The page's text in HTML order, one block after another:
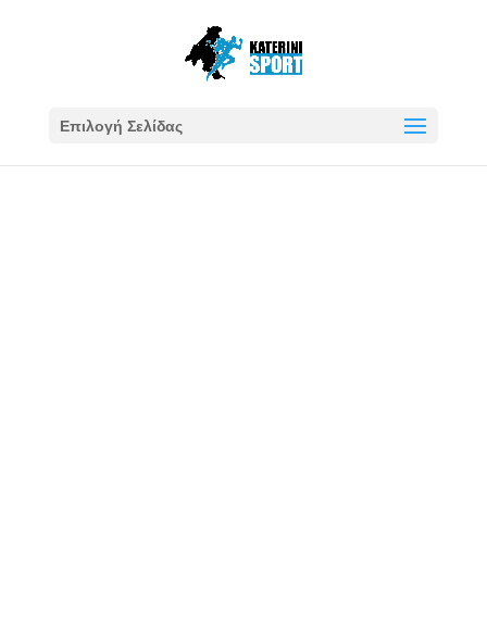
Επιλογή Σελίδας